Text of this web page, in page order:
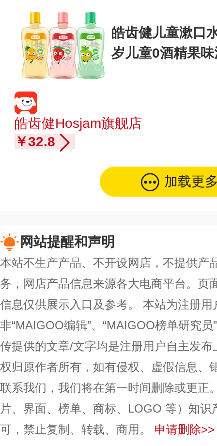
皓齿健儿童漱口
岁儿童0酒精果
皓齿健Hosjam旗舰店
￥32.8
加载更
网站提醒和声明
本站不生产产品、不开设网店，不提供产
务，网店产品信息来源各大电商平台。页
信息仅供展示入口及参考。
本站为注册用
非“MAIGOO编辑”、“MAIGOO榜单研究
传提供的文章/文字均是注册用户自主发
权归原作者所有，如有侵权、虚假信息、
联系我们，我们将在第一时间删除或更正
片、界面、榜单、商标、LOGO 等）知
可，禁止复制、转载、商用。
申请删除>>